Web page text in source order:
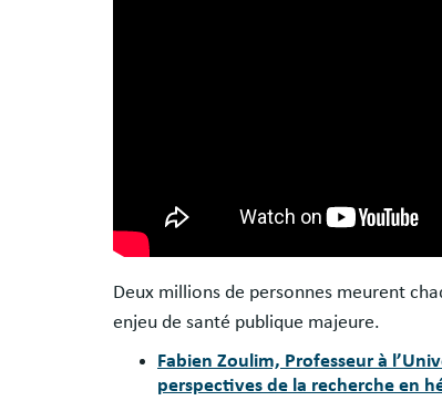
Deux millions de personnes meurent
enjeu de santé publique majeure.
Fabien Zoulim, Professeur à
perspectives de la recherche en